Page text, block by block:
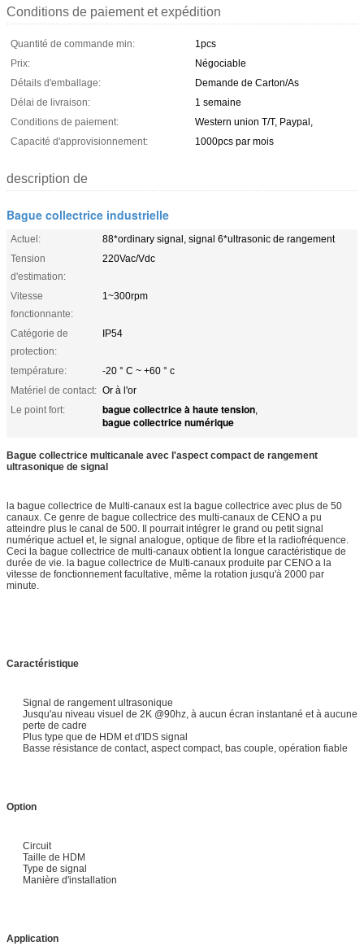
Conditions de paiement et expédition
Quantité de commande min:
1pcs
Prix:
Négociable
Détails d'emballage:
Demande de Carton/As
Délai de livraison:
1 semaine
Conditions de paiement:
Western union T/T, Paypal,
Capacité d'approvisionnement:
1000pcs par mois
description de
Bague collectrice industrielle
Actuel:
88*ordinary signal, signal 6*ultrasonic de rangement
Tension
d'estimation:
220Vac/Vdc
Vitesse
fonctionnante:
1~300rpm
Catégorie de
protection:
IP54
température:
-20 ° C ~ +60 ° c
Matériel de contact: Or à l'or
Le point fort:
bague collectrice à haute tension,
bague collectrice numérique
Bague collectrice multicanale avec l'aspect compact de rangement
ultrasonique de signal
la bague collectrice de Multi-canaux est la bague collectrice avec plus de 50
canaux. Ce genre de bague collectrice des multi-canaux de CENO a pu
atteindre plus le canal de 500. Il pourrait intégrer le grand ou petit signal
numérique actuel et, le signal analogue, optique de fibre et la radiofréquence.
Ceci la bague collectrice de multi-canaux obtient la longue caractéristique de
durée de vie. la bague collectrice de Multi-canaux produite par CENO a la
vitesse de fonctionnement facultative, même la rotation jusqu'à 2000 par
minute.
Caractéristique
Signal de rangement ultrasonique
Jusqu'au niveau visuel de 2K @90hz, à aucun écran instantané et à aucune
perte de cadre
Plus type que de HDM et d'IDS signal
Basse résistance de contact, aspect compact, bas couple, opération fiable
Option
Circuit
Taille de HDM
Type de signal
Manière d'installation
Application